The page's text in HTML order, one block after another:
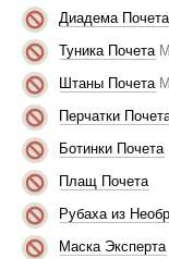
Диадема Почета
Туника Почета
Штаны Почета
Перчатки
Ботинки Почета
Плащ Почета
Рубаха из
Маска Эксперта